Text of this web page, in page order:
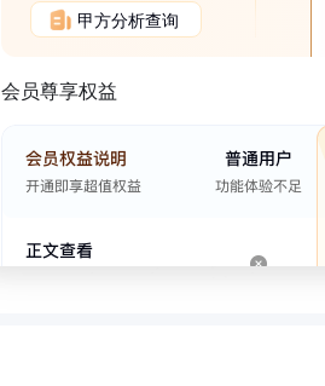
甲方分析查询
会员尊享权益